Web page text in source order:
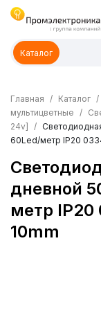
Каталог
Главная Каталог
мультицветные
24v]
60Led/метр IP20
дневной
метр IP20
10mm